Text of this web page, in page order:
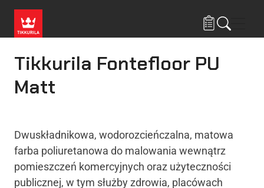
Tikkurila Fontefloor PU
Matt
Dwuskładnikowa, wodorozcieńczalna, matowa
farba poliuretanowa do malowania wewnątrz
pomieszczeń komercyjnych oraz użyteczności
publicznej, w tym służby zdrowia, placówach